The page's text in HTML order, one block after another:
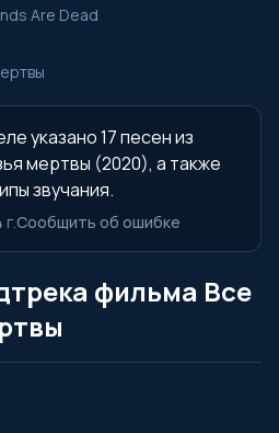
Are Dead
указано 17 песен из
мертвы (2020), а также
звучания.
Сообщить об ошибке
фильма Все